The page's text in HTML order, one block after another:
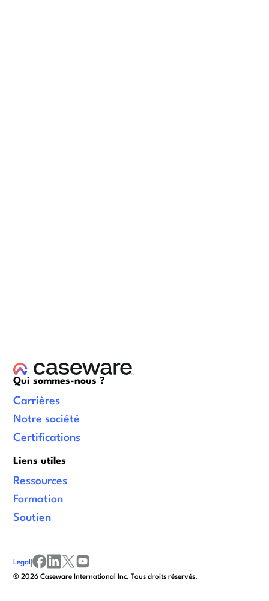
Qui sommes-nous ?
Carrières
Notre société
Certifications
Liens utiles
Ressources
Formation
Soutien
© 2026 Caseware International Inc. Tous droits réservés.
Legal |
facebook
linkedinx/twitter
youtube